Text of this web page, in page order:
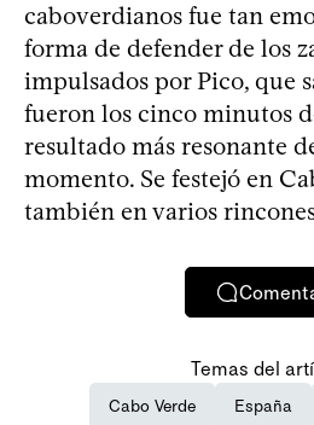
caboverdianos fue tan
forma de defender de los
impulsados por Pico, que
fueron los cinco minutos
resultado más resonante
momento. Se festejó en
también en varios
Temas del
Cabo Verde España